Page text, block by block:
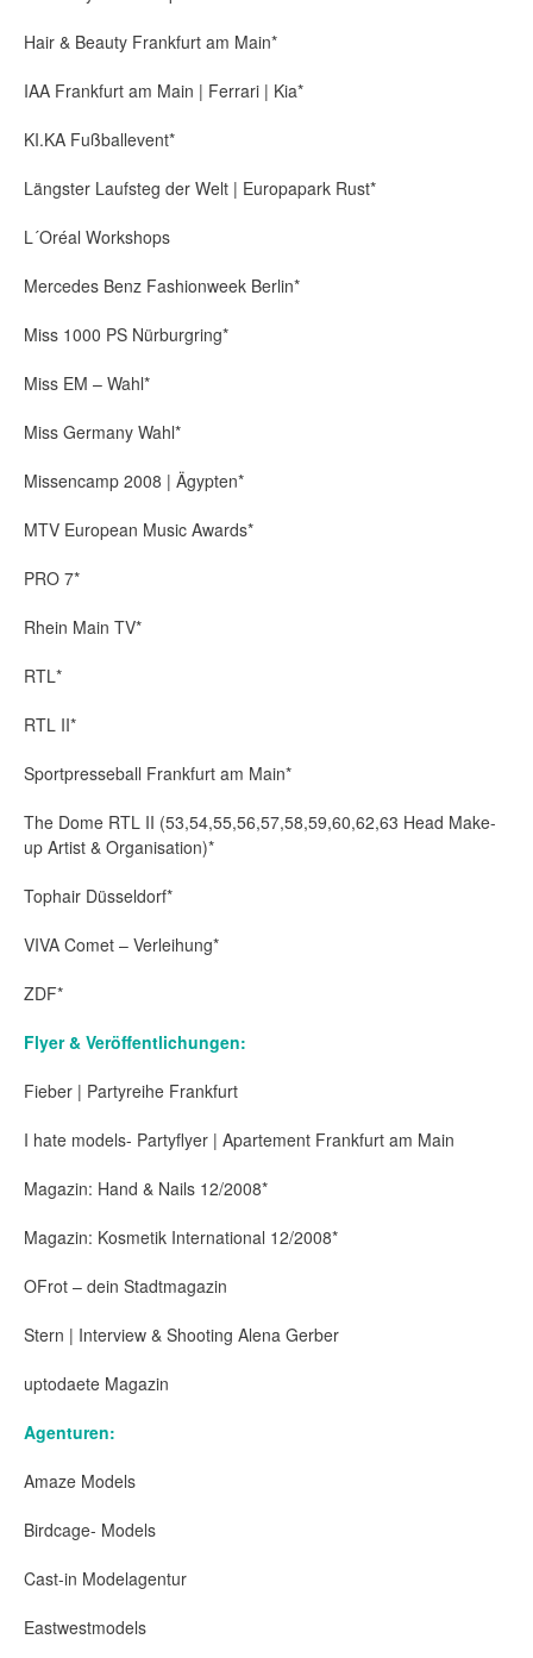
Hair & Beauty Frankfurt am Main*
IAA Frankfurt am Main | Ferrari | Kia*
KI.KA Fußballevent*
Längster Laufsteg der Welt | Europapark Rust*
L´Oréal Workshops
Mercedes Benz Fashionweek Berlin*
Miss 1000 PS Nürburgring*
Miss EM – Wahl*
Miss Germany Wahl*
Missencamp 2008 | Ägypten*
MTV European Music Awards*
PRO 7*
Rhein Main TV*
RTL*
RTL II*
Sportpresseball Frankfurt am Main*
The Dome RTL II (53,54,55,56,57,58,59,60,62,63 Head Make-
up Artist & Organisation)*
Tophair Düsseldorf*
VIVA Comet – Verleihung*
ZDF*
Flyer & Veröffentlichungen:
Fieber | Partyreihe Frankfurt
I hate models- Partyflyer | Apartement Frankfurt am Main
Magazin: Hand & Nails 12/2008*
Magazin: Kosmetik International 12/2008*
OFrot – dein Stadtmagazin
Stern | Interview & Shooting Alena Gerber
uptodaete Magazin
Agenturen:
Amaze Models
Birdcage- Models
Cast-in Modelagentur
Eastwestmodels